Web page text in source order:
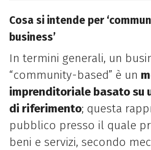
Cosa si intende per
business’
In termini generali, un
“community-based” è un
imprenditoriale basato su
di riferimento; questa
pubblico presso il quale
beni e servizi, secondo